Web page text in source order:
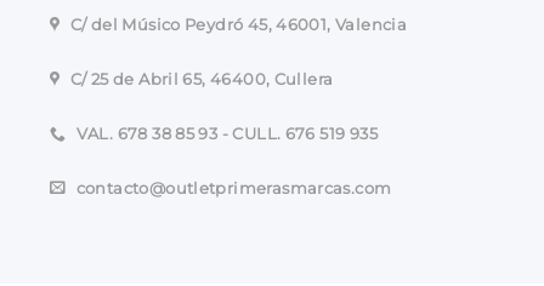
C/ del Músico Peydró 45, 46001, Valencia
C/ 25 de Abril 65, 46400, Cullera
VAL. 678 38 85 93 - CULL. 676 519 935
contacto@outletprimerasmarcas.com